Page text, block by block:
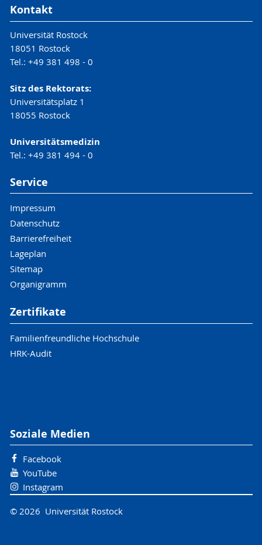
Kontakt
Universität Rostock
18051 Rostock
Tel.: +49 381 498 - 0
Sitz des Rektorats:
Universitätsplatz 1
18055 Rostock
Universitätsmedizin
Tel.: +49 381 494 - 0
Service
Impressum
Datenschutz
Barrierefreiheit
Lageplan
Sitemap
Organigramm
Zertifikate
Familienfreundliche Hochschule
HRK-Audit
Soziale Medien
Facebook
YouTube
Instagram
© 2026 Universität Rostock